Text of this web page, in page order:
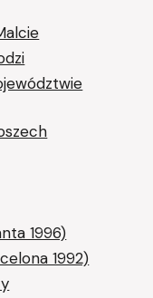
1996)
1992)